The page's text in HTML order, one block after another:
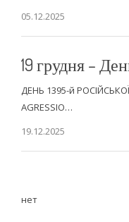
05.12.2025
19 грудня –
ДЕНЬ 1395-й РОСІЙСЬКОЇ
AGRESSIO…
19.12.2025
нет